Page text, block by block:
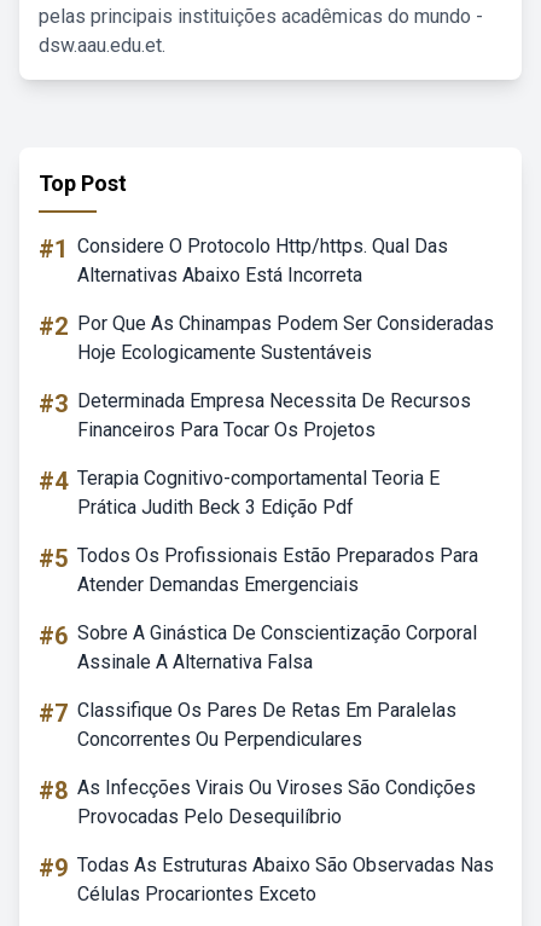
pelas principais instituições acadêmicas do mundo -
dsw.aau.edu.et.
Top Post
#1 Considere O Protocolo Http/https. Qual Das
Alternativas Abaixo Está Incorreta
#2 Por Que As Chinampas Podem Ser Consideradas
Hoje Ecologicamente Sustentáveis
#3 Determinada Empresa Necessita De Recursos
Financeiros Para Tocar Os Projetos
#4 Terapia Cognitivo-comportamental Teoria E
Prática Judith Beck 3 Edição Pdf
#5 Todos Os Profissionais Estão Preparados Para
Atender Demandas Emergenciais
#6 Sobre A Ginástica De Conscientização Corporal
Assinale A Alternativa Falsa
#7 Classifique Os Pares De Retas Em Paralelas
Concorrentes Ou Perpendiculares
#8 As Infecções Virais Ou Viroses São Condições
Provocadas Pelo Desequilíbrio
#9 Todas As Estruturas Abaixo São Observadas Nas
Células Procariontes Exceto